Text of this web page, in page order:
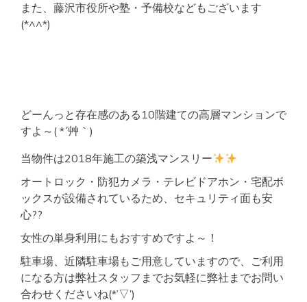
また、藤沢市役所や塾・予備校などもございます
(*^^*)
どーんっと存在感のある10階建ての高層マンションで
すよ～( *´艸｀)
当物件は2018年施工の築浅マンスリー
オートロック・防犯カメラ・テレビドアホン・宅配ボ
ックスが設備されているため、セキュリティ面も安
心??
女性の単身利用にもおすすめですよ～！
駐車場、近隣駐車場もご用意していますので、ご利用
になる方は弊社スタッフまでお気軽に弊社までお問い
合わせくださいね(*’▽’)